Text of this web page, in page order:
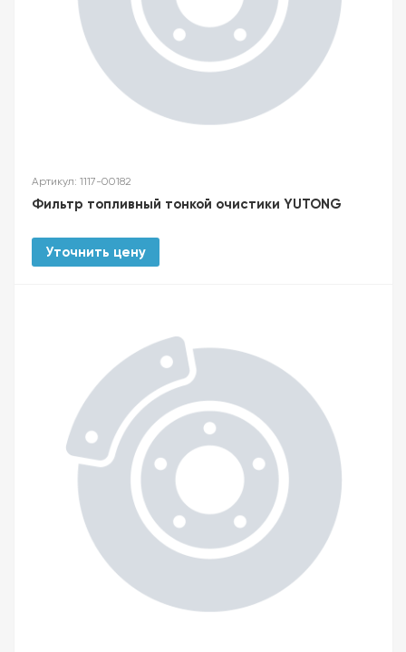
Артикул: 1117-00182
Фильтр топливный тонкой очистики YUTONG
Уточнить цену